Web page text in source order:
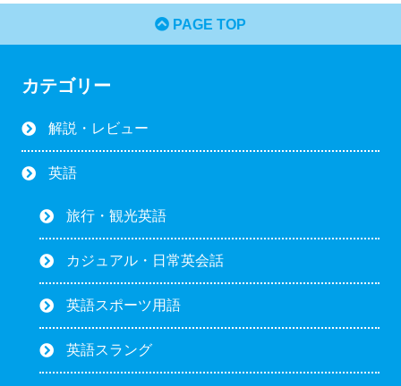
PAGE TOP
カテゴリー
解説・レビュー
英語
旅行・観光英語
カジュアル・日常英会話
英語スポーツ用語
英語スラング